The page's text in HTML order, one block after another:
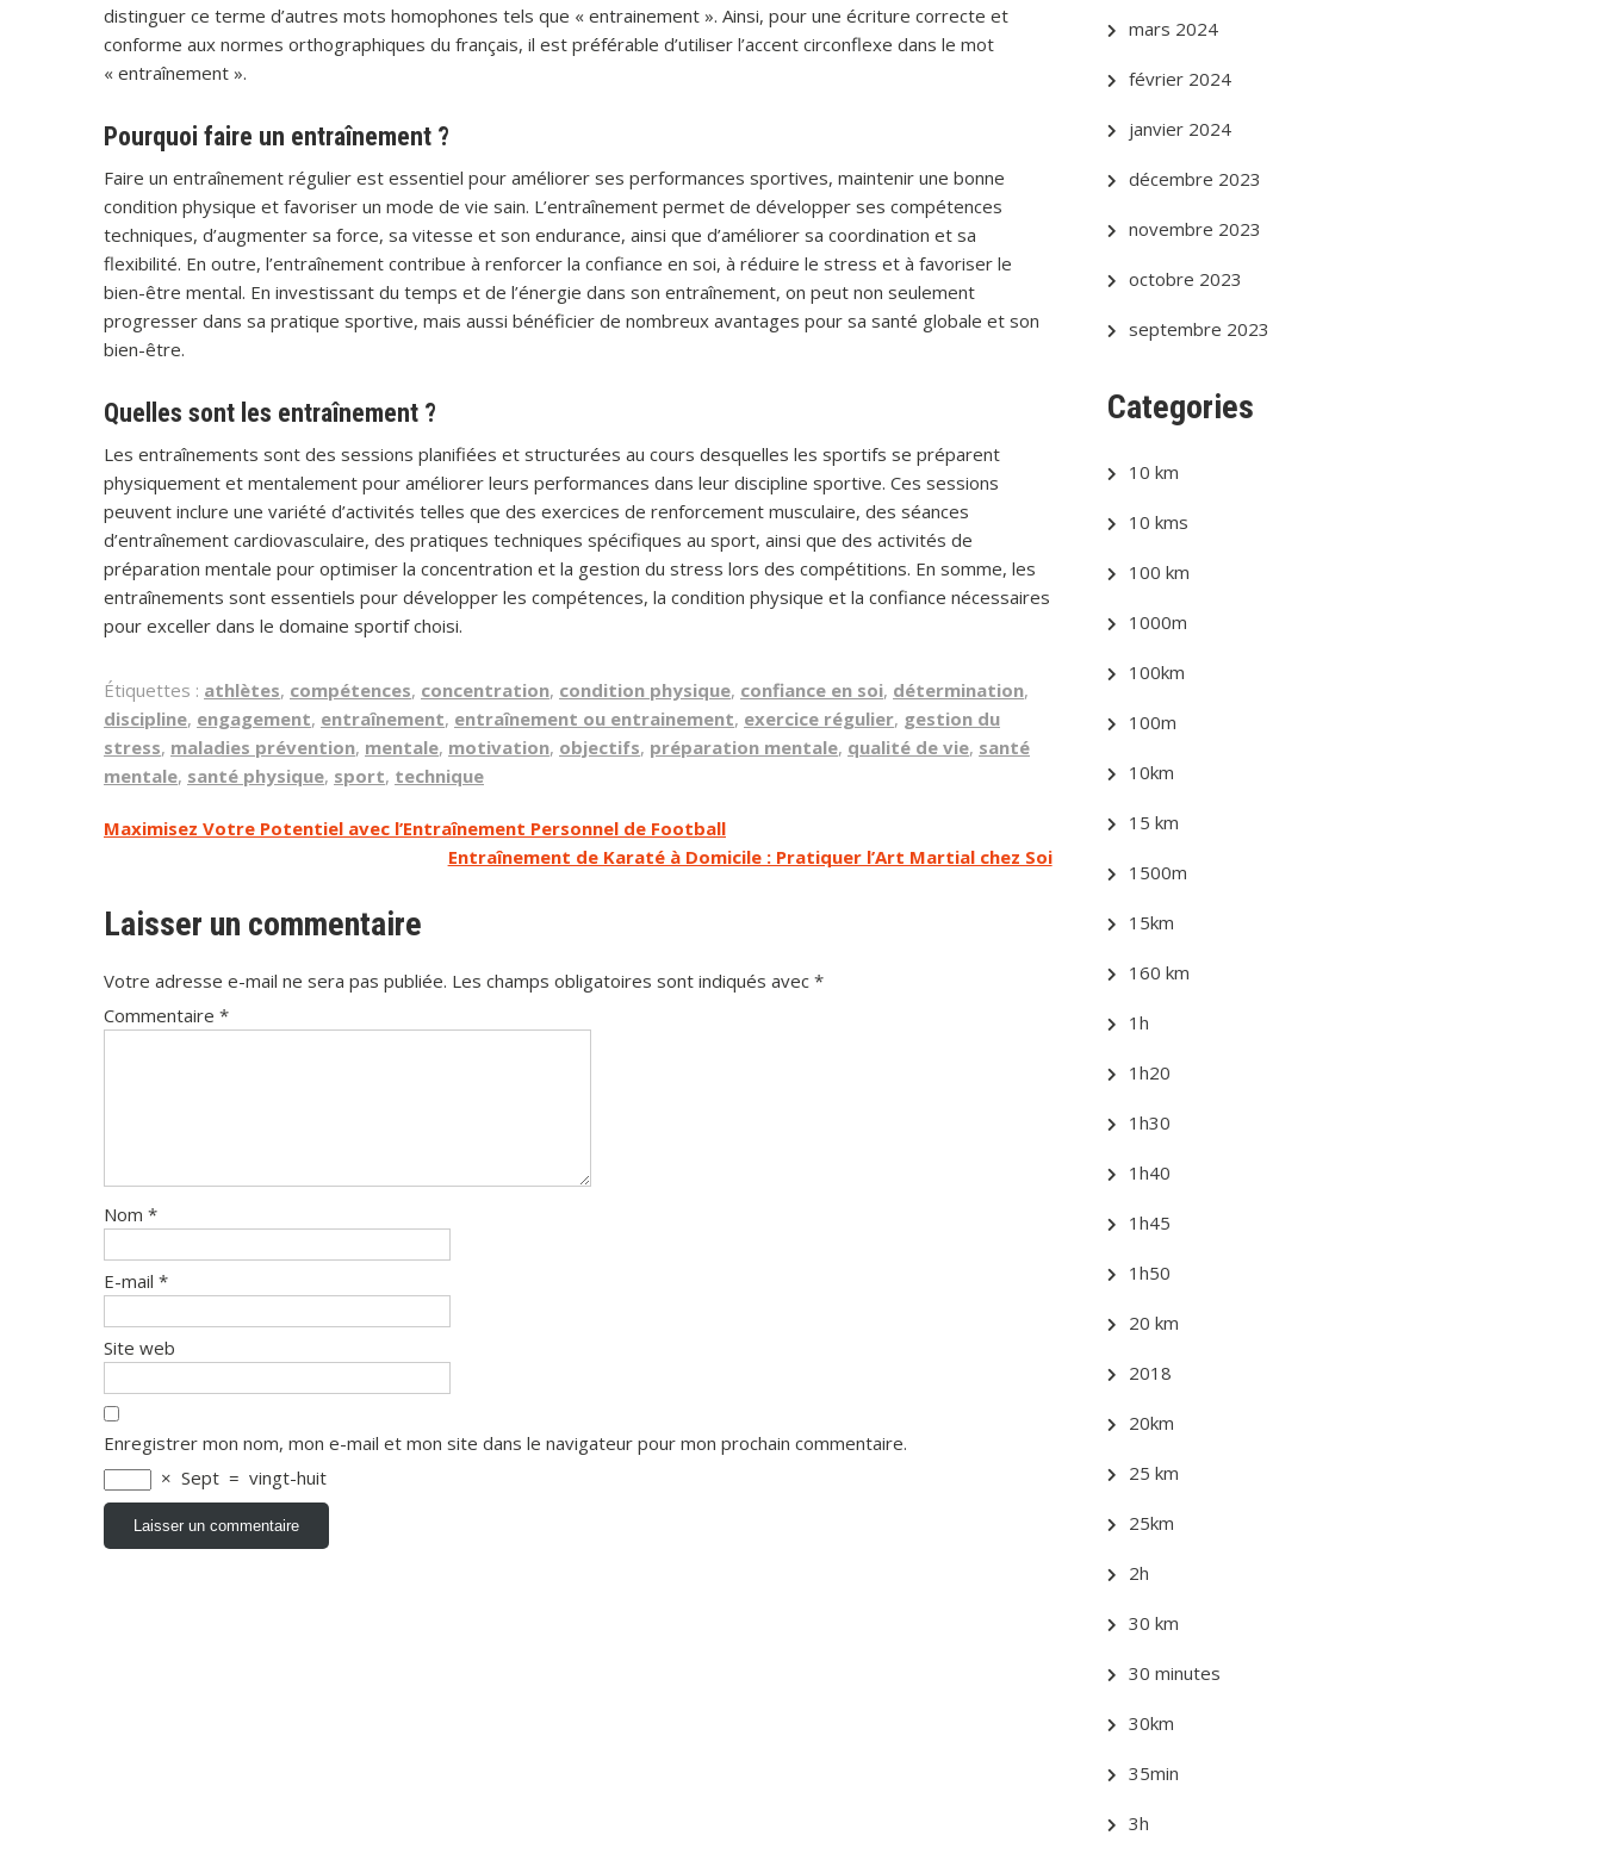
distinguer ce terme d’autres mots homophones tels que « entrainement ». Ainsi, pour une écriture correcte et
conforme aux normes orthographiques du français, il est préférable d’utiliser l’accent circonflexe dans le mot
« entraînement ».
Pourquoi faire un entraînement ?
Faire un entraînement régulier est essentiel pour améliorer ses performances sportives, maintenir une bonne
condition physique et favoriser un mode de vie sain. L’entraînement permet de développer ses compétences
techniques, d’augmenter sa force, sa vitesse et son endurance, ainsi que d’améliorer sa coordination et sa
flexibilité. En outre, l’entraînement contribue à renforcer la confiance en soi, à réduire le stress et à favoriser le
bien-être mental. En investissant du temps et de l’énergie dans son entraînement, on peut non seulement
progresser dans sa pratique sportive, mais aussi bénéficier de nombreux avantages pour sa santé globale et son
bien-être.
Quelles sont les entraînement ?
Les entraînements sont des sessions planifiées et structurées au cours desquelles les sportifs se préparent
physiquement et mentalement pour améliorer leurs performances dans leur discipline sportive. Ces sessions
peuvent inclure une variété d’activités telles que des exercices de renforcement musculaire, des séances
d’entraînement cardiovasculaire, des pratiques techniques spécifiques au sport, ainsi que des activités de
préparation mentale pour optimiser la concentration et la gestion du stress lors des compétitions. En somme, les
entraînements sont essentiels pour développer les compétences, la condition physique et la confiance nécessaires
pour exceller dans le domaine sportif choisi.
Étiquettes : athlètes, compétences, concentration, condition physique, confiance en soi, détermination,
discipline, engagement, entraînement, entraînement ou entrainement, exercice régulier, gestion du
stress, maladies prévention, mentale, motivation, objectifs, préparation mentale, qualité de vie, santé
mentale, santé physique, sport, technique
Navigation
l’article
Maximisez Votre Potentiel avec l’Entraînement Personnel de Football
Entraînement de Karaté à Domicile : Pratiquer l’Art Martial chez Soi
Laisser un commentaire
Votre adresse e-mail ne sera pas publiée. Les champs obligatoires sont indiqués avec *
Commentaire *
Nom *
E-mail *
Site web
Enregistrer mon nom, mon e-mail et mon site dans le navigateur pour mon prochain commentaire.
× Sept = vingt-huit
mars 2024
février 2024
janvier 2024
décembre 2023
novembre 2023
octobre 2023
septembre 2023
Categories
10 km
10 kms
100 km
1000m
100km
100m
10km
15 km
1500m
15km
160 km
1h
1h20
1h30
1h40
1h45
1h50
20 km
2018
20km
25 km
25km
2h
30 km
30 minutes
30km
35min
3h